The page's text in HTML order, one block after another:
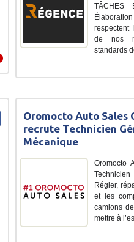
TÂCHES
respectent
de nos
standards
Oromocto Auto Sales
recrute Technicien
Mécanique
Oromocto
Régler,
et les
camions
mettre à